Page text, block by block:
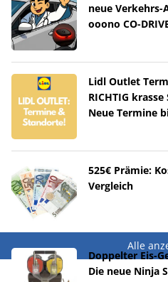
neue Verkehrs-
ooono CO-
Lidl Outlet
RICHTIG
Neue Termine
525€ Prämie:
Vergleich
Alle
Doppelter Eis-
Die neue Ninja